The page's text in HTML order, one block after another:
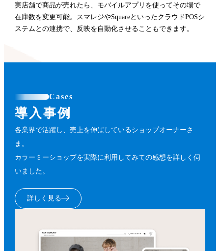
実店舗で商品が売れたら、モバイルアプリを使ってその場で
在庫数を変更可能。スマレジやSquareといったクラウドPOSシ
ステムとの連携で、反映を自動化させることもできます。
Cases
導入事例
各業界で活躍し、売上を伸ばしているショップオーナーさ
ま。
カラーミーショップを実際に利用してみての感想を詳しく伺
いました。
詳しく見る